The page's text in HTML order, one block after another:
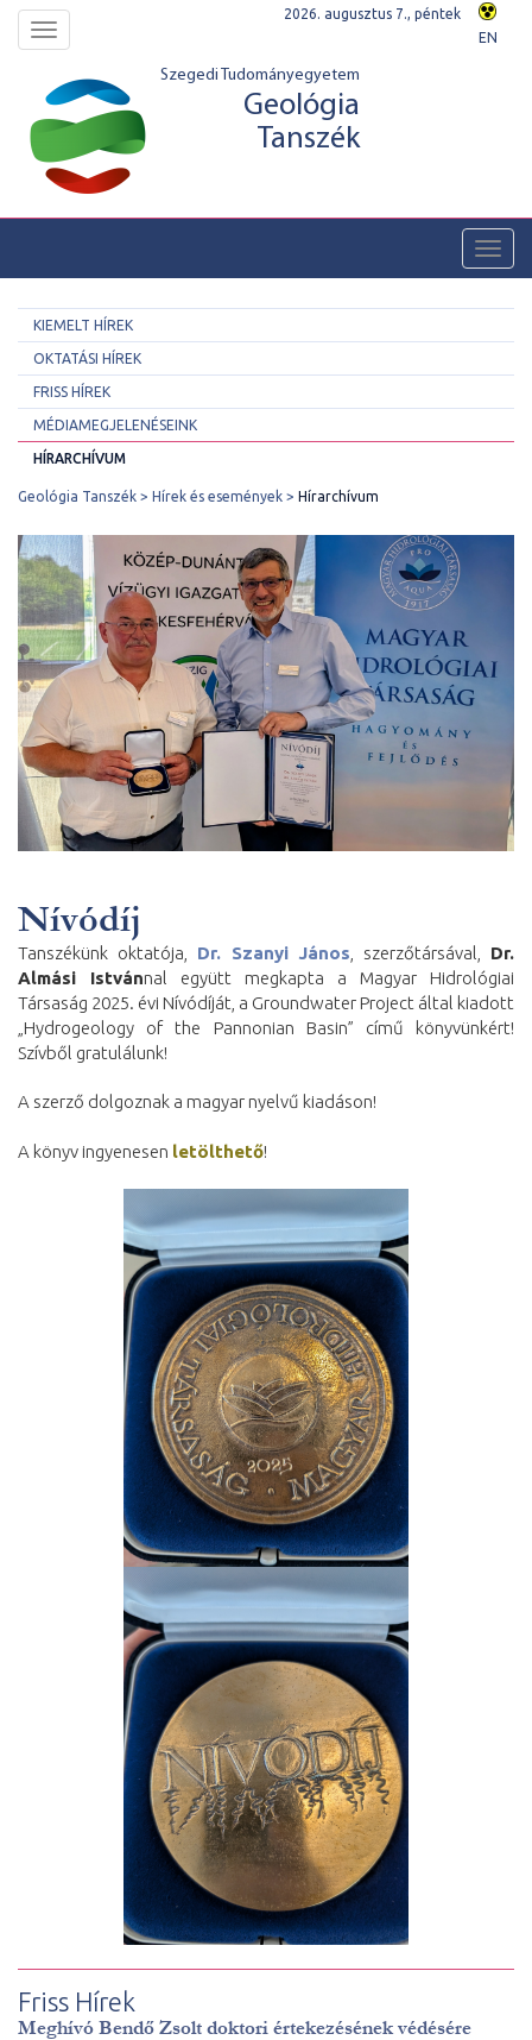
Toggle
navigation
2026. augusztus 7., péntek
EN
Szegedi Tudományegyetem
Geológia
Tanszék
KIEMELT HÍREK
OKTATÁSI HÍREK
FRISS HÍREK
MÉDIAMEGJELENÉSEINK
HÍRARCHÍVUM
Geológia Tanszék Hírek és események Hírarchívum
Nívódíj
Tanszékünk oktatója, Dr. Szanyi János , szerzőtársával, Dr.
Almási Istvánnal együtt megkapta a Magyar Hidrológiai
Társaság 2025. évi Nívódíját, a Groundwater Project által kiadott
„Hydrogeology of the Pannonian Basin” című könyvünkért!
Szívből gratulálunk!
A szerző dolgoznak a magyar nyelvű kiadáson!
A könyv ingyenesen letölthető!
Friss Hírek
Meghívó Bendő Zsolt doktori értekezésének védésére